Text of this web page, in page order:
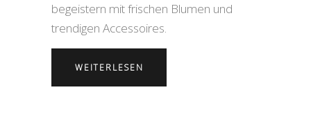
begeistern mit frischen Blumen und
trendigen Accessoires.
WEITERLESEN